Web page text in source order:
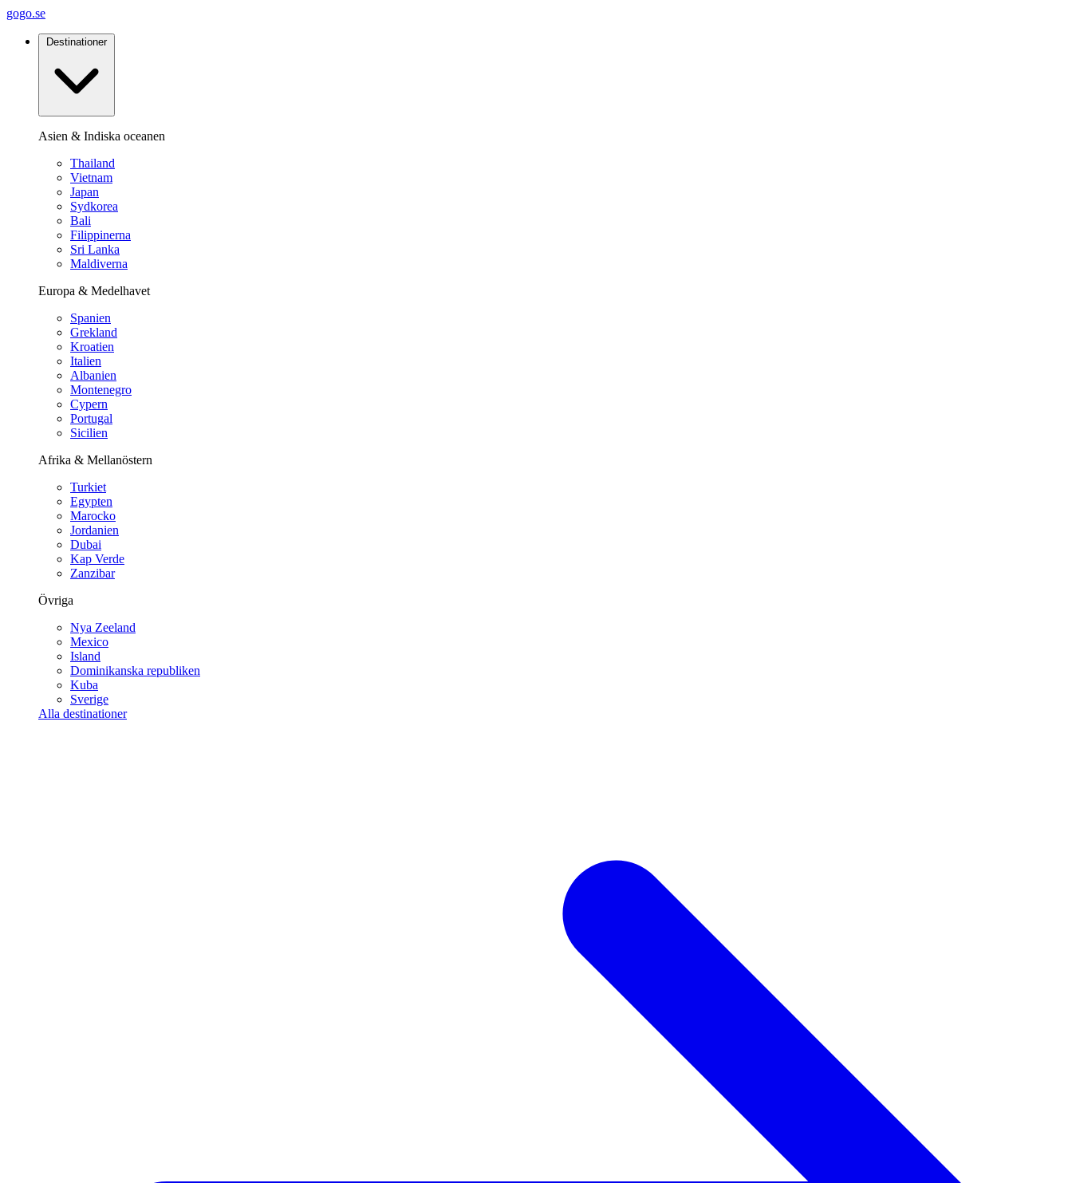
gogo.se
Destinationer
Asien & Indiska oceanen
Thailand
Vietnam
Japan
Sydkorea
Bali
Filippinerna
Sri Lanka
Maldiverna
Europa & Medelhavet
Spanien
Grekland
Kroatien
Italien
Albanien
Montenegro
Cypern
Portugal
Sicilien
Afrika & Mellanöstern
Turkiet
Egypten
Marocko
Jordanien
Dubai
Kap Verde
Zanzibar
Övriga
Nya Zeeland
Mexico
Island
Dominikanska republiken
Kuba
Sverige
Alla destinationer